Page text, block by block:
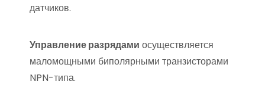
датчиков.
Управление разрядами осуществляется
маломощными биполярными транзисторами
NPN-типа.